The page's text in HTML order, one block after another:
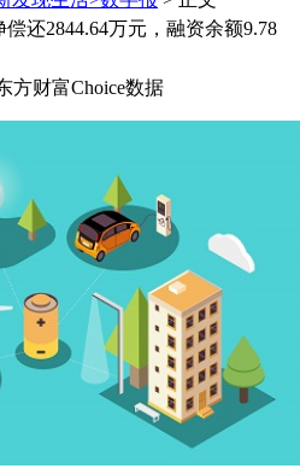
还2844.64万元，融资余额9.78
方财富Choice数据